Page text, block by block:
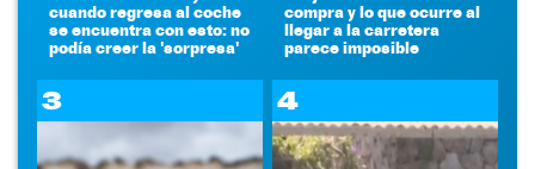
cuando regresa al coche
se encuentra con esto: no
podía creer la 'sorpresa'
compra y lo que ocurre al
llegar a la carretera
parece imposible
3 4